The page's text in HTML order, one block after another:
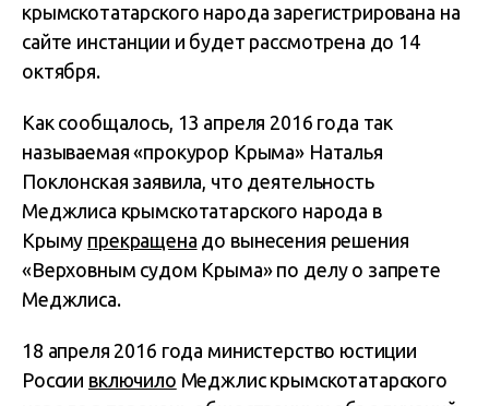
крымскотатарского народа зарегистрирована на
сайте инстанции и будет рассмотрена до 14
октября.
Как сообщалось, 13 апреля 2016 года так
называемая «прокурор Крыма» Наталья
Поклонская заявила, что деятельность
Меджлиса крымскотатарского народа в
Крыму прекращена до вынесения решения
«Верховным судом Крыма» по делу о запрете
Меджлиса.
18 апреля 2016 года министерство юстиции
России включило Меджлис крымскотатарского